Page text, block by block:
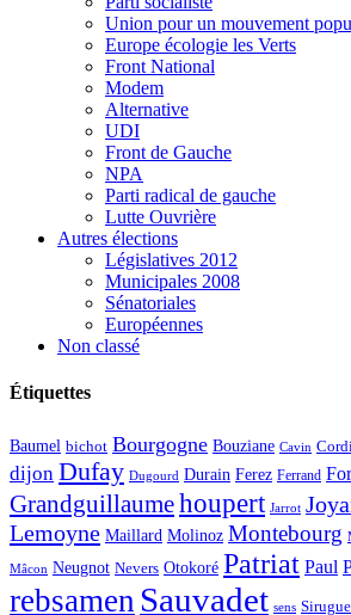
Union pour un mouvement
Europe écologie les Verts
Front National
Modem
Alternative
UDI
Front de Gauche
NPA
Parti radical de gauche
Lutte Ouvrière
Autres élections
Législatives 2012
Municipales 2008
Sénatoriales
Européennes
Non classé
Étiquettes
Baumel bichot Bourgogne Bouziane Cavin
dijon Dufay Dugourd Durain Ferez Ferrand
Grandguillaumehoupert Jarrot
Lemoyne Maillard Molinoz Montebourg
Mâcon Neugnot Nevers Otokoré Patriat Paul
rebsamen Sauvadet sens Sirugue